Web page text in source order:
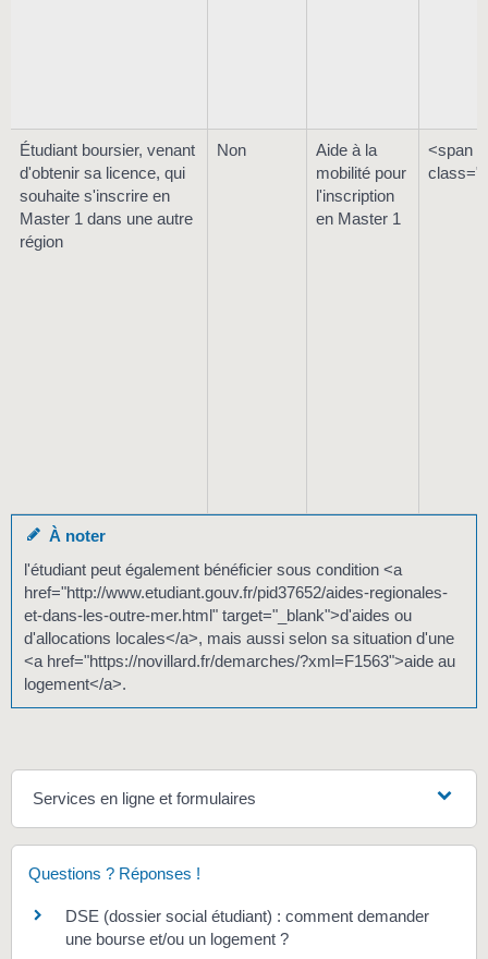
Étudiant boursier, venant
d'obtenir sa licence, qui
souhaite s'inscrire en
Master 1 dans une autre
région
Non
Aide à la
mobilité pour
l'inscription
en Master 1
<span
À noter
l'étudiant peut également bénéficier sous condition <a
href="http://www.etudiant.gouv.fr/pid37652/aides-regionales-
et-dans-les-outre-mer.html" target="_blank">d'aides ou
d'allocations locales</a>, mais aussi selon sa situation d'une
<a href="https://novillard.fr/demarches/?xml=F1563">aide au
logement</a>.
Services en ligne et formulaires
Questions ? Réponses !
DSE (dossier social étudiant) : comment demander
une bourse et/ou un logement ?